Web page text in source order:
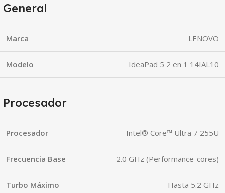
General
Marca LENOVO
Modelo IdeaPad 5 2 en 1 14IAL10
Procesador
Procesador Intel® Core™ Ultra 7 255U
Frecuencia Base 2.0 GHz (Performance-cores)
Turbo Máximo Hasta 5.2 GHz